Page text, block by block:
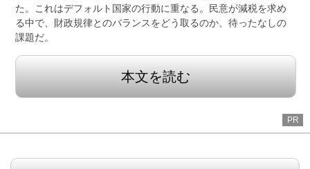
た。これはデフォルト国家の行動に重なる。民意が減税を求め
る中で、財政規律とのバランスをどう取るのか、待ったなしの
課題だ。
本文を読む
PR